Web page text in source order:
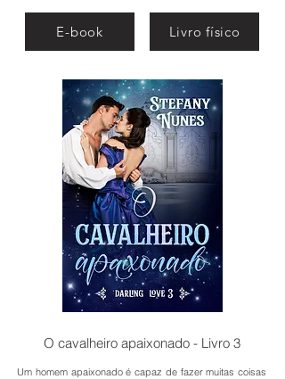
E-book Livro físico
O cavalheiro apaixonado - Livro 3
Um homem apaixonado é capaz de fazer muitas coisas